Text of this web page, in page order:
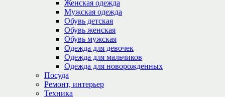
Женская одежда
Мужская одежда
Обувь детская
Обувь женская
Обувь мужская
Одежда для девочек
Одежда для мальчиков
Одежда для новорожденных
Посуда
Ремонт, интерьер
Техника